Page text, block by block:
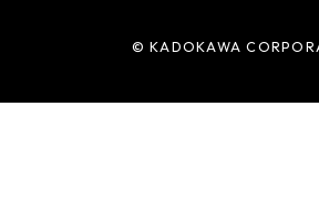
© KADOKAWA